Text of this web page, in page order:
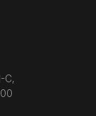
C,